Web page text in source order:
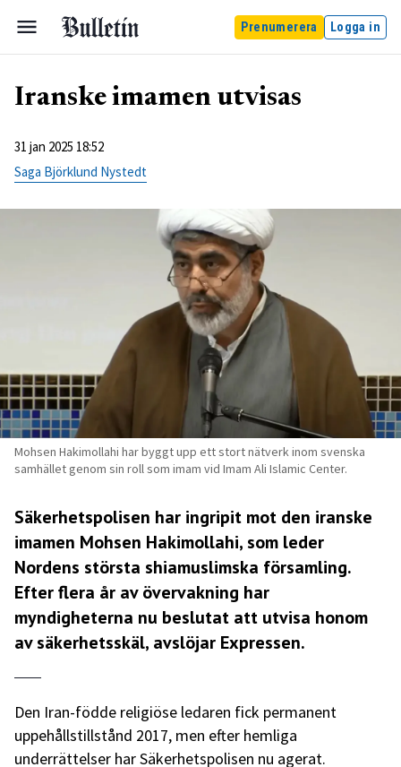
Prenumerera Logga in
Iranske imamen utvisas
31 jan 2025 18:52
Saga Björklund Nystedt
Mohsen Hakimollahi har byggt upp ett stort nätverk inom svenska
samhället genom sin roll som imam vid Imam Ali Islamic Center.
Säkerhetspolisen har ingripit mot den iranske
imamen Mohsen Hakimollahi, som leder
Nordens största shiamuslimska församling.
Efter flera år av övervakning har
myndigheterna nu beslutat att utvisa honom
av säkerhetsskäl, avslöjar Expressen.
Den Iran-födde religiöse ledaren fick permanent
uppehållstillstånd 2017, men efter hemliga
underrättelser har Säkerhetspolisen nu agerat.